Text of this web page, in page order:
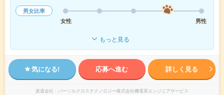
男女比率
女性
男性
もっと見る
気になる! 応募へ進む 詳しく見る
派遣会社 パーソルクロステクノロジー株式会社機電系エンジニアサービス